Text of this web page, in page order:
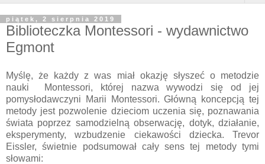
piątek, 2 sierpnia 2019
Biblioteczka Montessori - wydawnictwo
Egmont
Myślę, że każdy z was miał okazję słyszeć o metodzie
nauki Montessori, której nazwa wywodzi się od jej
pomysłodawczyni Marii Montessori. Główną koncepcją tej
metody jest pozwolenie dzieciom uczenia się, poznawania
świata poprzez samodzielną obserwację, dotyk, działanie,
eksperymenty, wzbudzenie ciekawości dziecka. Trevor
Eissler, świetnie podsumował cały sens tej metody tymi
słowami: